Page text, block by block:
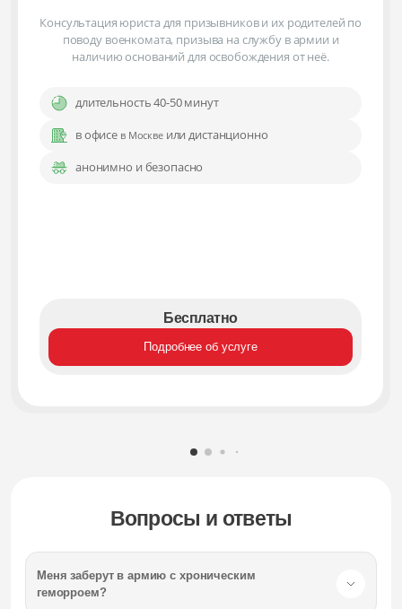
Консультация юриста для призывников и их родителей по
поводу военкомата, призыва на службу в армии и
наличию оснований для освобождения от неё.
длительность 40-50 минут
в офисе в Москвеили дистанционно
анонимно и безопасно
Бесплатно
Подробнее об услуге
Вопросы и ответы
Меня заберут в армию с хроническим
геморроем?